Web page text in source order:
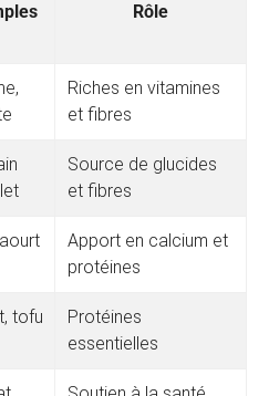
Rôle
Riches en vitamines
et fibres
Source de glucides
et fibres
Apport en calcium et
protéines
tofu
Protéines
essentielles